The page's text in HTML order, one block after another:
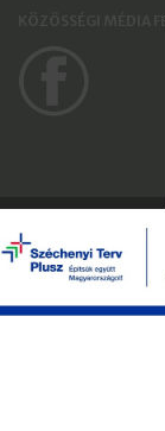
KÖZÖSSÉGI MÉDIA
Börzsöny Kapuja
Impresszum